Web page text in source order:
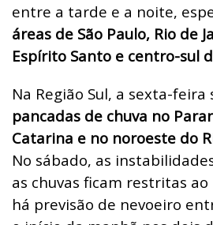
entre a tarde e a noite,
áreas de São Paulo, Rio de
Espírito Santo e centro-sul
Na Região Sul, a sexta-
pancadas de chuva no
Catarina e no noroeste do
No sábado, as
as chuvas ficam restritas
há previsão de nevoeiro